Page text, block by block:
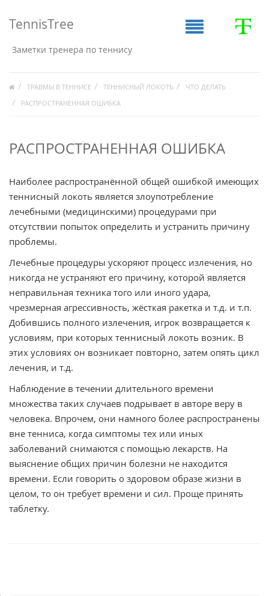
TennisTree
Заметки тренера по теннису
ТРАВМЫ В ТЕННИСЕ ТЕННИСНЫЙ ЛОКОТЬ
ЧТО ДЕЛАТЬ
РАСПРОСТРАНЕННАЯ ОШИБКА
РАСПРОСТРАНЕННАЯ ОШИБКА
Наиболее распространённой общей ошибкой имеющих
теннисный локоть является злоупотребление
лечебными (медицинскими) процедурами при
отсутствии попыток определить и устранить причину
проблемы.
Лечебные процедуры ускоряют процесс излечения, но
никогда не устраняют его причину, которой является
неправильная техника того или иного удара,
чрезмерная агрессивность, жёсткая ракетка и т.д. и т.п.
Добившись полного излечения, игрок возвращается к
условиям, при которых теннисный локоть возник. В
этих условиях он возникает повторно, затем опять цикл
лечения, и т.д.
Наблюдение в течении длительного времени
множества таких случаев подрывает в авторе веру в
человека. Впрочем, они намного более распространены
вне тенниса, когда симптомы тех или иных
заболеваний снимаются с помощью лекарств. На
выяснение общих причин болезни не находится
времени. Если говорить о здоровом образе жизни в
целом, то он требует времени и сил. Проще принять
таблетку.